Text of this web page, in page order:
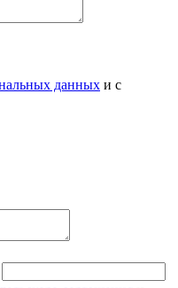
данных и с